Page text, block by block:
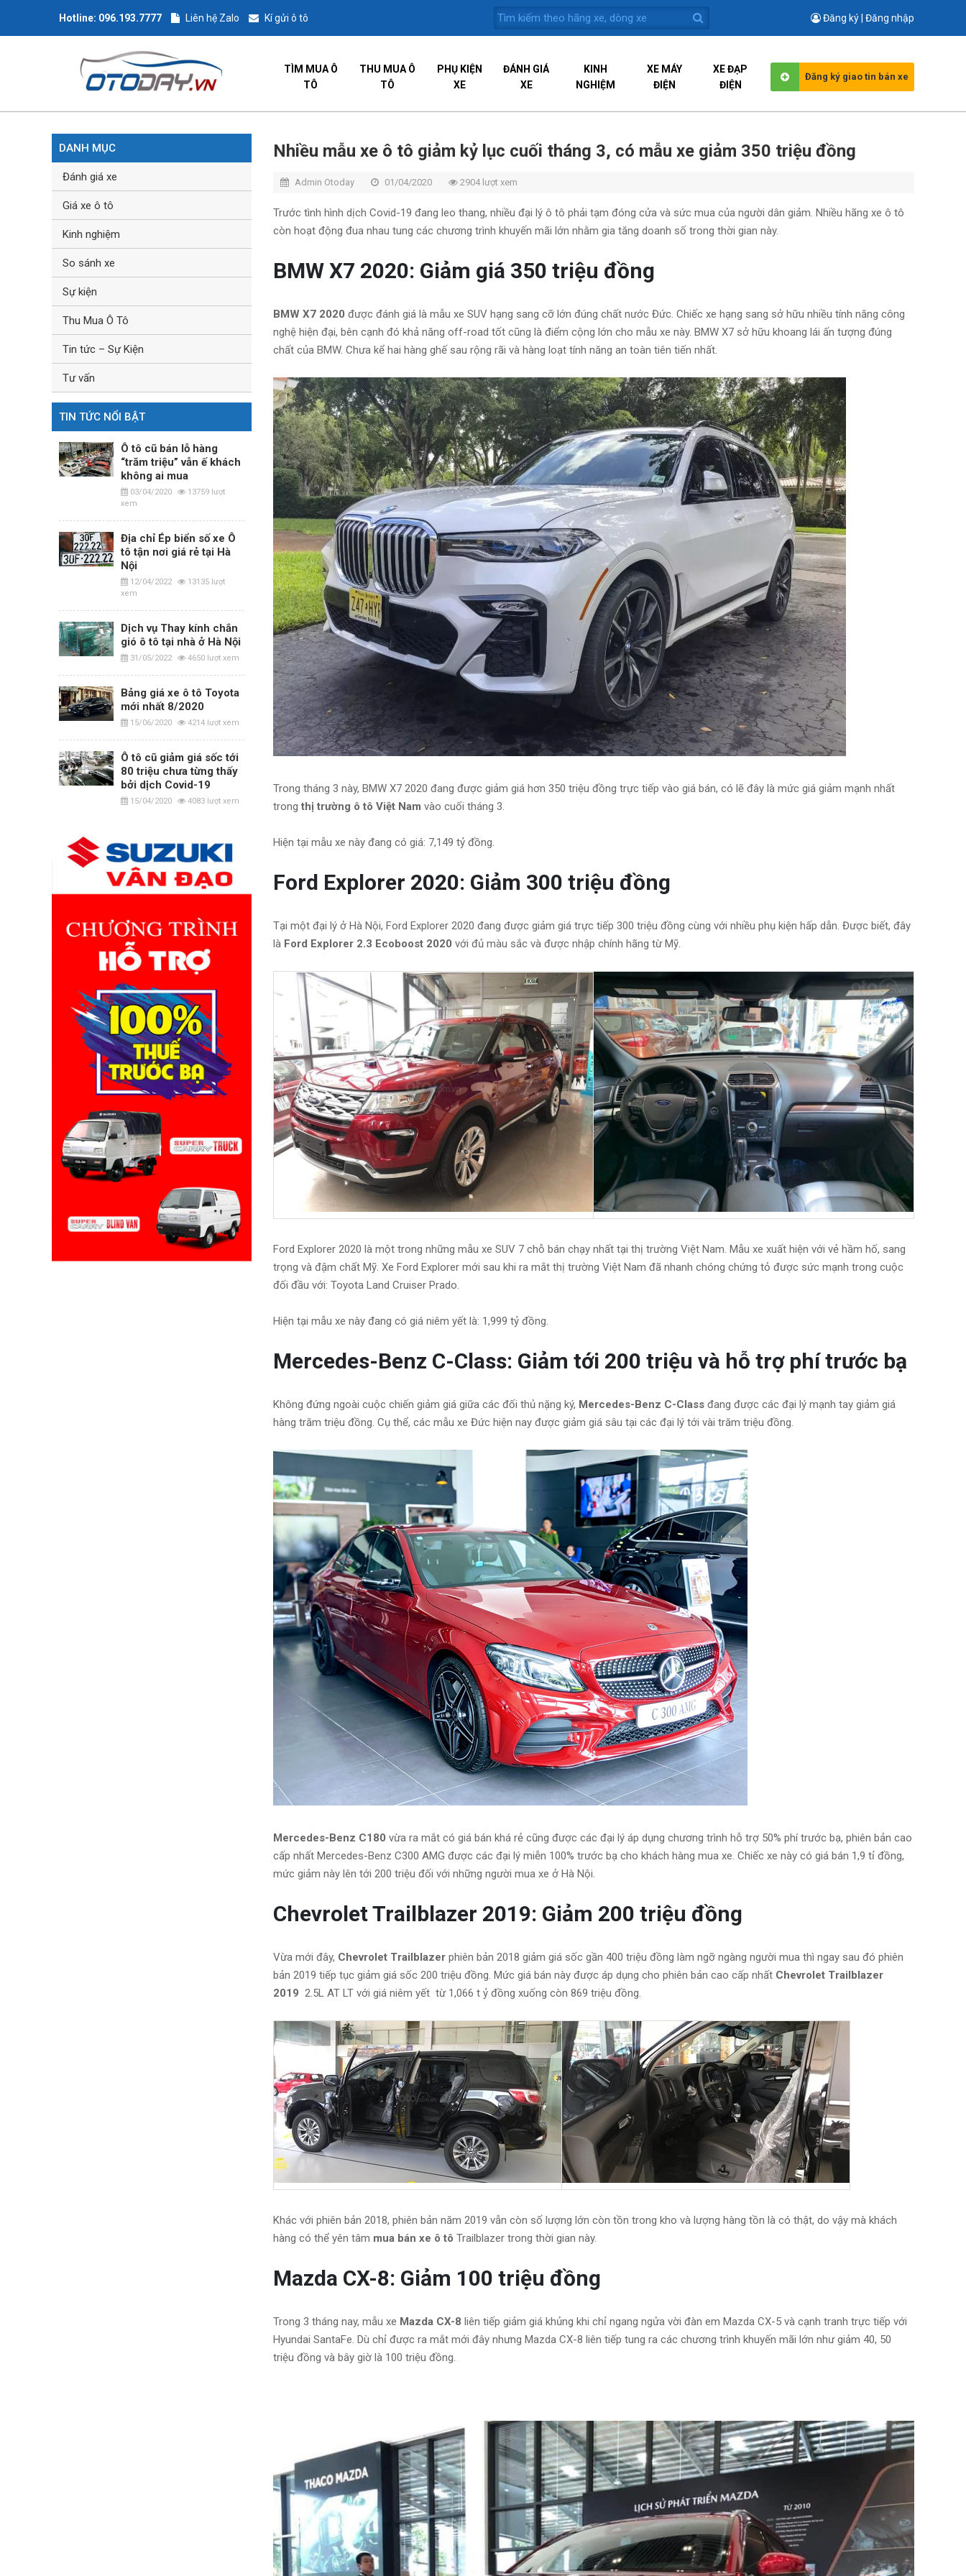
Hotline: 096.193.7777 Liên hệ Zalo Kí gửi ô tô Đăng ký | Đăng nhập
TÌM MUA Ô
TÔ
THU MUA Ô
TÔ
PHỤ KIỆN
XE
ĐÁNH GIÁ
XE
KINH
NGHIỆM
XE MÁY
ĐIỆN
XE ĐẠP
ĐIỆN
Đăng ký giao tin bán xe
DANH MỤC
Đánh giá xe
Giá xe ô tô
Kinh nghiệm
So sánh xe
Sự kiện
Thu Mua Ô Tô
Tin tức – Sự Kiện
Tư vấn
TIN TỨC NỔI BẬT
Ô tô cũ bán lỗ hàng
“trăm triệu” vẫn ế khách
không ai mua
03/04/2020
13759 lượt
xem
Địa chỉ Ép biển số xe Ô
tô tận nơi giá rẻ tại Hà
Nội
12/04/2022
13135 lượt
xem
Dịch vụ Thay kính chắn
gió ô tô tại nhà ở Hà Nội
31/05/2022 4650 lượt xem
Bảng giá xe ô tô Toyota
mới nhất 8/2020
15/06/2020 4214 lượt xem
Ô tô cũ giảm giá sốc tới
80 triệu chưa từng thấy
bởi dịch Covid-19
15/04/2020 4083 lượt xem
Nhiều mẫu xe ô tô giảm kỷ lục cuối tháng 3, có mẫu xe giảm 350 triệu đồng
Admin Otoday 01/04/2020 2904 lượt xem
Trước tình hình dịch Covid-19 đang leo thang, nhiều đại lý ô tô phải tạm đóng cửa và sức mua của người dân giảm. Nhiều hãng xe ô tô
còn hoạt động đua nhau tung các chương trình khuyến mãi lớn nhằm gia tăng doanh số trong thời gian này.
BMW X7 2020: Giảm giá 350 triệu đồng
BMW X7 2020 được đánh giá là mẫu xe SUV hạng sang cỡ lớn đúng chất nước Đức. Chiếc xe hạng sang sở hữu nhiều tính năng công
nghệ hiện đại, bên cạnh đó khả năng off-road tốt cũng là điểm cộng lớn cho mẫu xe này. BMW X7 sở hữu khoang lái ấn tượng đúng
chất của BMW. Chưa kể hai hàng ghế sau rộng rãi và hàng loạt tính năng an toàn tiên tiến nhất.
Trong tháng 3 này, BMW X7 2020 đang được giảm giá hơn 350 triệu đồng trực tiếp vào giá bán, có lẽ đây là mức giá giảm mạnh nhất
trong thị trường ô tô Việt Nam vào cuối tháng 3.
Hiện tại mẫu xe này đang có giá: 7,149 tỷ đồng.
Ford Explorer 2020: Giảm 300 triệu đồng
Tại một đại lý ở Hà Nội, Ford Explorer 2020 đang được giảm giá trực tiếp 300 triệu đồng cùng với nhiều phụ kiện hấp dẫn. Được biết, đây
là Ford Explorer 2.3 Ecoboost 2020 với đủ màu sắc và được nhập chính hãng từ Mỹ.
Ford Explorer 2020 là một trong những mẫu xe SUV 7 chỗ bán chạy nhất tại thị trường Việt Nam. Mẫu xe xuất hiện với vẻ hầm hố, sang
trọng và đậm chất Mỹ. Xe Ford Explorer mới sau khi ra mắt thị trường Việt Nam đã nhanh chóng chứng tỏ được sức mạnh trong cuộc
đối đầu với: Toyota Land Cruiser Prado.
Hiện tại mẫu xe này đang có giá niêm yết là: 1,999 tỷ đồng.
Mercedes-Benz C-Class: Giảm tới 200 triệu và hỗ trợ phí trước bạ
Không đứng ngoài cuộc chiến giảm giá giữa các đối thủ nặng ký, Mercedes-Benz C-Classđang được các đại lý mạnh tay giảm giá
hàng trăm triệu đồng. Cụ thể, các mẫu xe Đức hiện nay được giảm giá sâu tại các đại lý tới vài trăm triệu đồng.
Mercedes-Benz C180 vừa ra mắt có giá bán khá rẻ cũng được các đại lý áp dụng chương trình hỗ trợ 50% phí trước bạ, phiên bản cao
cấp nhất Mercedes-Benz C300 AMG được các đại lý miễn 100% trước bạ cho khách hàng mua xe. Chiếc xe này có giá bán 1,9 tỉ đồng,
mức giảm này lên tới 200 triệu đối với những người mua xe ở Hà Nội.
Chevrolet Trailblazer 2019: Giảm 200 triệu đồng
Vừa mới đây, Chevrolet Trailblazer phiên bản 2018 giảm giá sốc gần 400 triệu đồng làm ngỡ ngàng người mua thì ngay sau đó phiên
bản 2019 tiếp tục giảm giá sốc 200 triệu đồng. Mức giá bán này được áp dụng cho phiên bản cao cấp nhất Chevrolet Trailblazer
2019 2.5L AT LT với giá niêm yết từ 1,066 t ỷ đồng xuống còn 869 triệu đồng.
Khác với phiên bản 2018, phiên bản năm 2019 vẫn còn số lượng lớn còn tồn trong kho và lượng hàng tồn là có thật, do vậy mà khách
hàng có thể yên tâm mua bán xe ô tô Trailblazer trong thời gian này.
Mazda CX-8: Giảm 100 triệu đồng
Trong 3 tháng nay, mẫu xe Mazda CX-8 liên tiếp giảm giá khủng khi chỉ ngang ngửa vời đàn em Mazda CX-5 và cạnh tranh trực tiếp với
Hyundai SantaFe. Dù chỉ được ra mắt mới đây nhưng Mazda CX-8 liên tiếp tung ra các chương trình khuyến mãi lớn như giảm 40, 50
triệu đồng và bây giờ là 100 triệu đồng.